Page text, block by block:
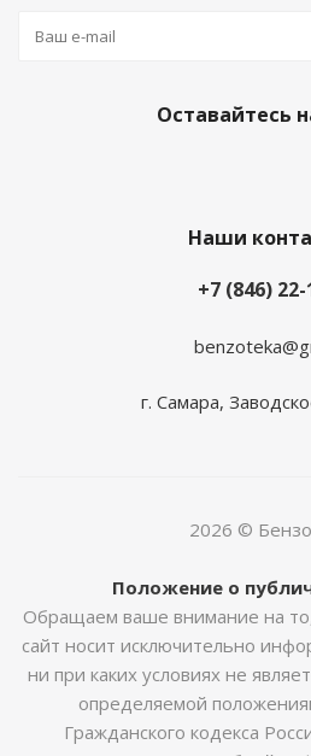
Оставайтесь
Наши
+7 (846)
г. Самара,
2026 ©
Положение о
Обращаем ваше внимание на
сайт носит исключительно
ни при каких условиях не
определяемой
Гражданского кодекса